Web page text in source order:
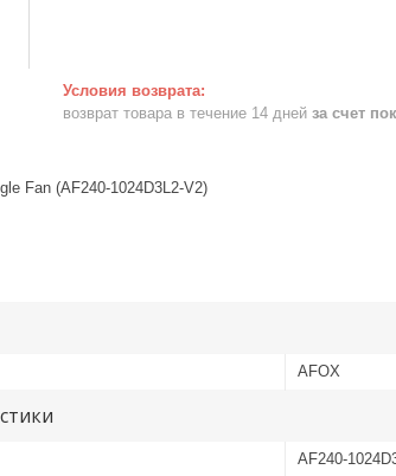
возврат товара в течение 14 дней за счет
Fan (AF240-1024D3L2-V2)
AFOX
AF240-